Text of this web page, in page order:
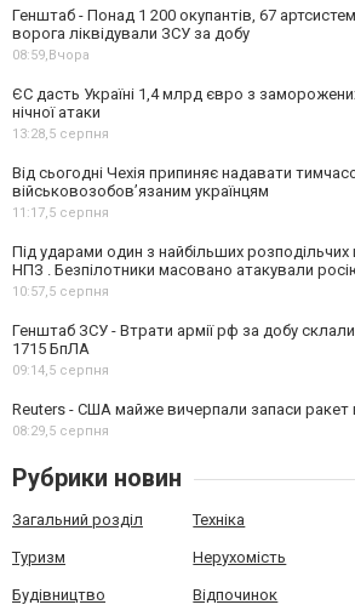
Генштаб - Понад 1 200 окупантів, 67
ворога ліквідували ЗСУ за добу
08:59,Вчора
ЄС дасть Україні 1,4 млрд євро з
нічної атаки
13:28,5 серпня
Від сьогодні Чехія припиняє надавати
військовозобов’язаним українцям
11:17,5 серпня
Під ударами один з найбільших розподільчих
НПЗ . Безпілотники масовано атакували
10:57,5 серпня
Генштаб ЗСУ - Втрати армії рф за добу
1715 БпЛА
09:14,5 серпня
Reuters - США майже вичерпали запаси ракет
08:29,5 серпня
Рубрики новин
Загальний розділ Техніка
Туризм Нерухомість
Будівництво Відпочинок